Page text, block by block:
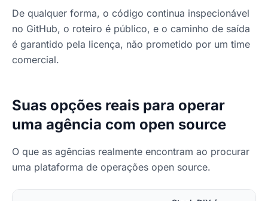
De qualquer forma, o código continua inspecionável
no GitHub, o roteiro é público, e o caminho de saída
é garantido pela licença, não prometido por um time
comercial.
Suas opções reais para operar
uma agência com open source
O que as agências realmente encontram ao procurar
uma plataforma de operações open source.